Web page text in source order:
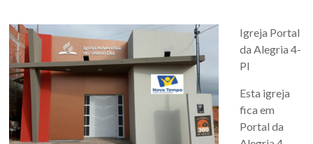
Igreja Portal
da Alegria 4-
PI
Esta igreja
fica em
Portal da